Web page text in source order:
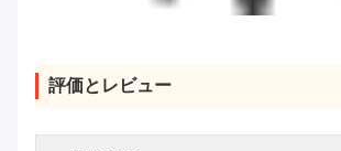
評価とレビュー